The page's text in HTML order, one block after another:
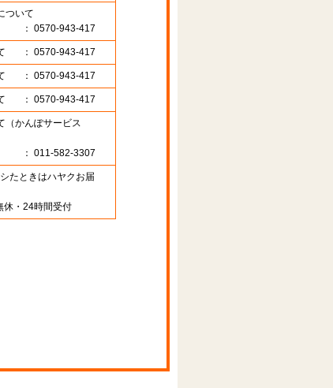
ついて
： 0570-943-417
： 0570-943-417
： 0570-943-417
： 0570-943-417
（かんぽサービス
： 011-582-3307
たときはハヤクお届
・24時間受付